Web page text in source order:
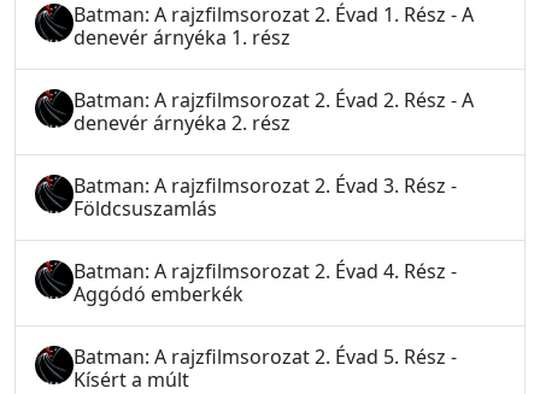
Batman: A rajzfilmsorozat 2. Évad 1. Rész - A
denevér árnyéka 1. rész
Batman: A rajzfilmsorozat 2. Évad 2. Rész - A
denevér árnyéka 2. rész
Batman: A rajzfilmsorozat 2. Évad 3. Rész -
Földcsuszamlás
Batman: A rajzfilmsorozat 2. Évad 4. Rész -
Aggódó emberkék
Batman: A rajzfilmsorozat 2. Évad 5. Rész -
Kísért a múlt